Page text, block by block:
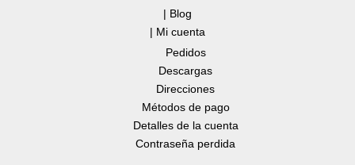
| Blog
| Mi cuenta
Pedidos
Descargas
Direcciones
Métodos de pago
Detalles de la cuenta
Contraseña perdida